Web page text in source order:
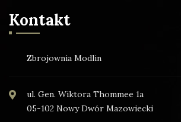
Kontakt
Zbrojownia Modlin
ul. Gen. Wiktora Thommee 1a
05-102 Nowy Dwór Mazowiecki